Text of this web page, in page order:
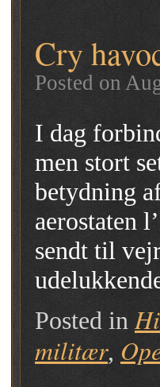
Cry
Posted on
I dag
men stort
betydning
aerostaten
sendt til
Posted in
militær,